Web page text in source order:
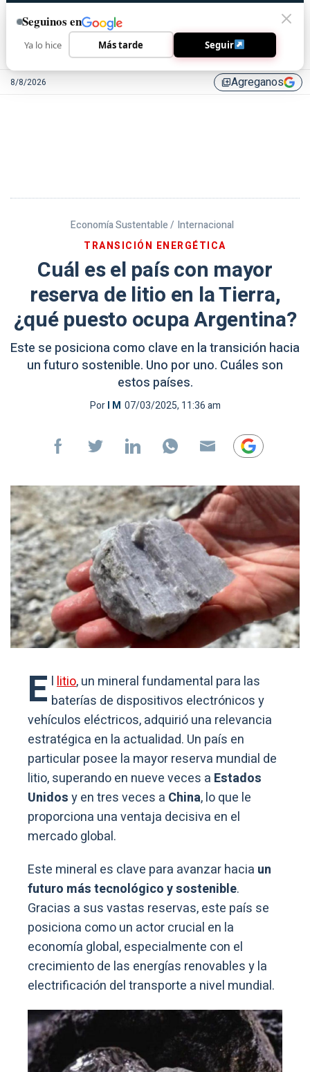
8/8/2026 library_addAgreganos
Economía Sustentable / Internacional
TRANSICIÓN ENERGÉTICA
Cuál es el país con mayor
reserva de litio en la Tierra,
¿qué puesto ocupa Argentina?
Este se posiciona como clave en la transición hacia
un futuro sostenible. Uno por uno. Cuáles son
estos países.
PorI M 07/03/2025, 11:36 am
E llitio, un mineral fundamental para las
baterías de dispositivos electrónicos y
vehículos eléctricos, adquirió una relevancia
estratégica en la actualidad. Un país en
particular posee la mayor reserva mundial de
litio, superando en nueve veces a Estados
Unidosy en tres veces a China, lo que le
proporciona una ventaja decisiva en el
mercado global.
Este mineral es clave para avanzar hacia un
futuro más tecnológico y sostenible.
Gracias a sus vastas reservas, este país se
posiciona como un actor crucial en la
economía global, especialmente con el
crecimiento de las energías renovables y la
electrificación del transporte a nivel mundial.
Seguinos en
Ya lo hice Más tarde Seguir